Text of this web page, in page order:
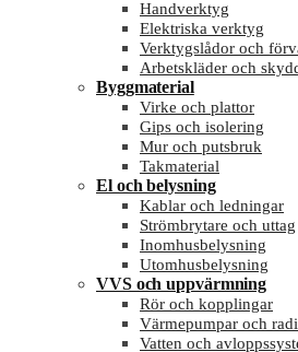
Handverktyg
Elektriska verktyg
Verktygslådor och
Arbetskläder och
Byggmaterial
Virke och plattor
Gips och isolering
Mur och putsbruk
Takmaterial
El och belysning
Kablar och ledningar
Strömbrytare och uttag
Inomhusbelysning
Utomhusbelysning
VVS och uppvärmning
Rör och kopplingar
Värmepumpar och
Vatten och